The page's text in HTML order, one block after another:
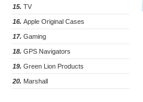
15. TV
16. Apple Original Cases
17. Gaming
18. GPS Navigators
19. Green Lion Products
20. Marshall